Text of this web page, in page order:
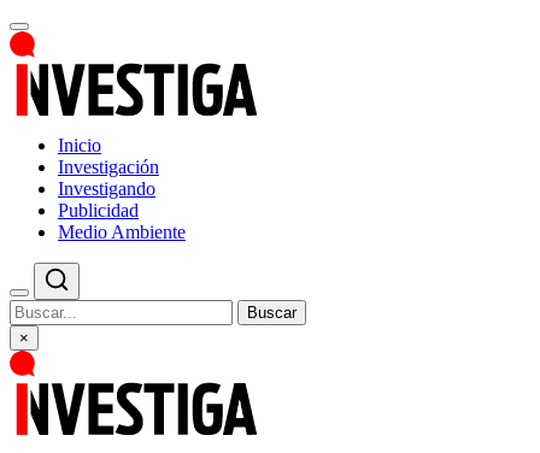
Inicio
Investigación
Investigando
Publicidad
Medio Ambiente
Buscar
×